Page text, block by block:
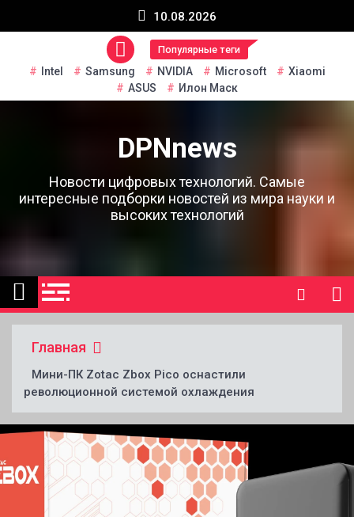
10.08.2026
Популярные теги
Intel Samsung NVIDIA Microsoft
Xiaomi
ASUS
Илон Маск
DPNnews
Новости цифровых технологий. Самые
интересные подборки новостей из мира науки и
высоких технологий
Главная
Мини-ПК Zotac Zbox Pico оснастили
революционной системой охлаждения